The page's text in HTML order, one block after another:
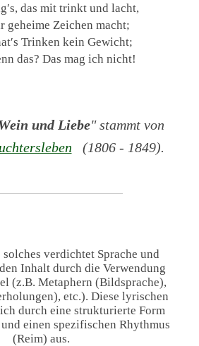
das mit trinkt und lacht,
geheime Zeichen macht;
Trinken kein Gewicht;
das? Das mag ich nicht!
und Liebe" stammt von
(1806 - 1849).
verdichtet Sprache und
Inhalt durch die Verwendung
(z.B. Metaphern (Bildsprache),
etc.). Diese lyrischen
durch eine strukturierte Form
einen spezifischen Rhythmus
(Reim) aus.